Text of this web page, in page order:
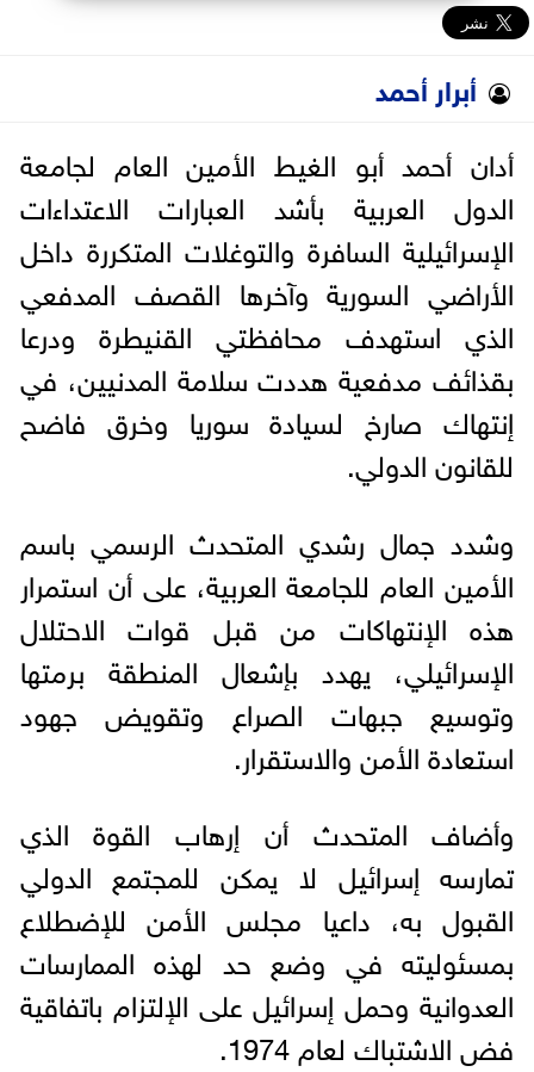
أبرار أحمد
أدان أحمد أبو الغيط الأمين العام لجامعة
الدول العربية بأشد العبارات الاعتداءات
الإسرائيلية السافرة والتوغلات المتكررة داخل
الأراضي السورية وآخرها القصف المدفعي
الذي استهدف محافظتي القنيطرة ودرعا
بقذائف مدفعية هددت سلامة المدنيين، في
إنتهاك صارخ لسيادة سوريا وخرق فاضح
للقانون الدولي.
وشدد جمال رشدي المتحدث الرسمي باسم
الأمين العام للجامعة العربية، على أن استمرار
هذه الإنتهاكات من قبل قوات الاحتلال
الإسرائيلي، يهدد بإشعال المنطقة برمتها
وتوسيع جبهات الصراع وتقويض جهود
استعادة الأمن والاستقرار.
وأضاف المتحدث أن إرهاب القوة الذي
تمارسه إسرائيل لا يمكن للمجتمع الدولي
القبول به، داعيا مجلس الأمن للإضطلاع
بمسئوليته في وضع حد لهذه الممارسات
العدوانية وحمل إسرائيل على الإلتزام باتفاقية
فض الاشتباك لعام 1974.